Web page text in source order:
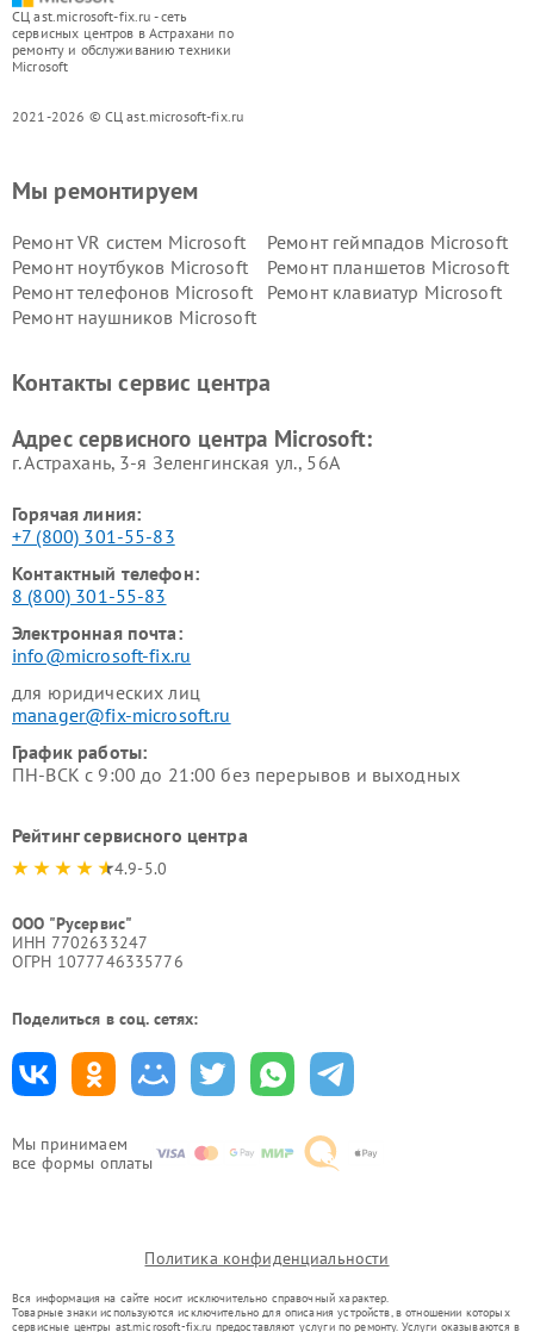
СЦ ast.microsoft-fix.ru - сеть
сервисных центров в Астрахани по
ремонту и обслуживанию техники
Microsoft
2021-2026 © СЦ ast.microsoft-fix.ru
Мы принимаем
все формы оплаты
Мы ремонтируем
Ремонт VR систем Microsoft
Ремонт геймпадов Microsoft
Ремонт ноутбуков Microsoft
Ремонт планшетов Microsoft
Ремонт телефонов Microsoft
Ремонт клавиатур Microsoft
Ремонт наушников Microsoft
Контакты сервис центра
Адрес сервисного центра Microsoft:
г. Астрахань, 3-я Зеленгинская ул., 56А
Горячая линия:
+7 (800) 301-55-83
Контактный телефон:
8 (800) 301-55-83
Электронная почта:
info@microsoft-fix.ru
для юридических лиц
manager@fix-microsoft.ru
График работы:
ПН-ВСК с 9:00 до 21:00 без перерывов и выходных
Рейтинг сервисного центра
4.9-5.0
ООО "Русервис"
ИНН 7702633247
ОГРН 1077746335776
Поделиться в соц. сетях:
Политика конфиденциальности
Вся информация на сайте носит исключительно справочный характер.
Товарные знаки используются исключительно для описания устройств, в отношении которых
сервисные центры ast.microsoft-fix.ru предоставляют услуги по ремонту. Услуги оказываются в